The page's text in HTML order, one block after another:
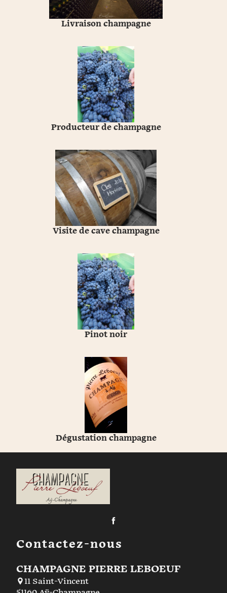
Livraison champagne
Producteur de champagne
Visite de cave champagne
Pinot noir
Dégustation champagne
Contactez-nous
CHAMPAGNE PIERRE LEBOEUF
11 Saint-Vincent